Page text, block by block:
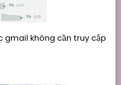
gmail không cần truy cập